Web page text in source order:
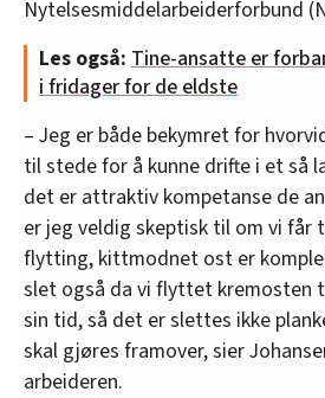
Nytelsesmiddelarbeiderforbund
Les også: Tine-ansatte er
i fridager for de eldste
– Jeg er både bekymret for
til stede for å kunne drifte i et så
det er attraktiv kompetanse de
er jeg veldig skeptisk til om vi får
flytting, kittmodnet ost er
slet også da vi flyttet kremosten
sin tid, så det er slettes ikke
skal gjøres framover, sier
arbeideren.